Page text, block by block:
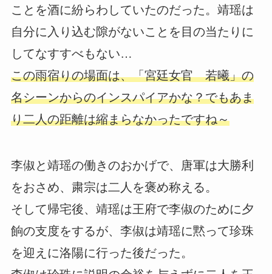
ことを酒に紛らわしていたのだった。靖瑶は
自分に入り込む隙がないことを目の当たりに
してなすすべもない…
この雨宿りの場面は、「宮廷女官 若曦」の
名シーンからのインスパイアかな？でもあま
り二人の距離は縮まらなかったですね～
李俶と靖瑶の働きのおかげで、唐軍は大勝利
をおさめ、粛宗は二人を褒め称える。
そして帰宅後、靖瑶は王府で李俶のために夕
餉の支度をするが、李俶は靖瑶に黙って珍珠
を迎えに洛陽に行った後だった。